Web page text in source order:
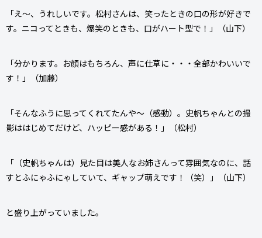
「え～、うれしいです。松村さんは、笑ったときの口の形が好きで
す。ニコってときも、爆笑のときも、口がハート型で！」（山下）
「分かります。お顔はもちろん、声に仕草に・・・全部かわいいで
す！」（加藤）
「そんなふうに思ってくれてたんや～（感動）。史帆ちゃんとの撮
影ははじめてだけど、ハッピー感がある！」（松村）
「（史帆ちゃんは）見た目は美人なお姉さんって雰囲気なのに、話
すとふにゃふにゃしていて、ギャップ萌えです！（笑）」（山下）
と盛り上がっていました。